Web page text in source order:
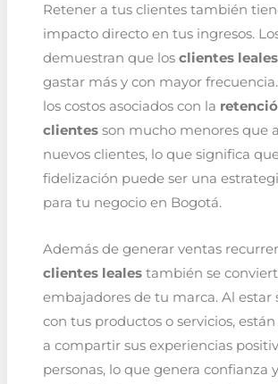
Retener a tus clientes también
impacto directo en tus ingresos.
demuestran que los clientes leales
gastar más y con mayor
los costos asociados con la
clientesson mucho menores que
nuevos clientes, lo que significa
fidelización puede ser una
para tu negocio en Bogotá.
Además de generar ventas
clientes lealestambién se
embajadores de tu marca. Al estar
con tus productos o servicios,
a compartir sus experiencias
personas, lo que genera confianza y